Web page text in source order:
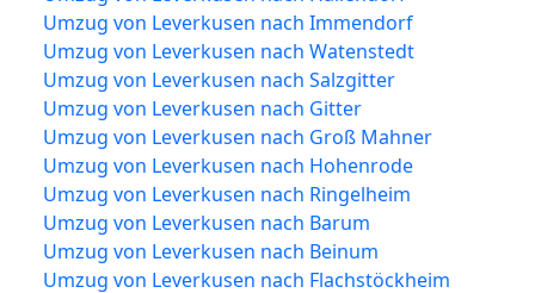
Umzug von Leverkusen nach Immendorf
Umzug von Leverkusen nach Watenstedt
Umzug von Leverkusen nach Salzgitter
Umzug von Leverkusen nach Gitter
Umzug von Leverkusen nach Groß Mahner
Umzug von Leverkusen nach Hohenrode
Umzug von Leverkusen nach Ringelheim
Umzug von Leverkusen nach Barum
Umzug von Leverkusen nach Beinum
Umzug von Leverkusen nach Flachstöckheim